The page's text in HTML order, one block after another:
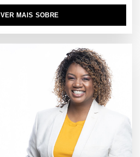
VER MAIS SOBRE